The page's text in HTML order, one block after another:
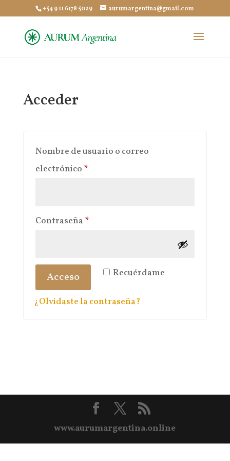
+54 9 11 6178 5029 aurumargentina@gmail.com
Acceder
Nombre de usuario o correo
electrónico *Obligatorio
Contraseña *Obligatorio
Recuérdame
Acceso
¿Olvidaste la contraseña?
www.aurumargentina.online